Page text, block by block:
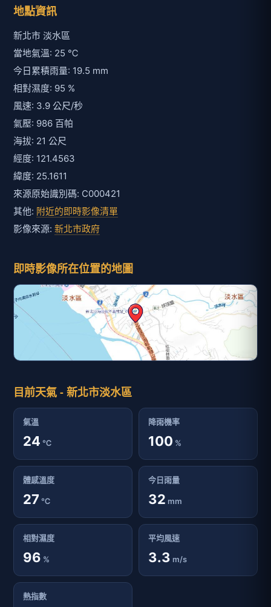
地點資訊
新北市 淡水區
當地氣溫: 25 ℃
今日累積雨量: 19.5 mm
相對濕度: 95 %
風速: 3.9 公尺/秒
氣壓: 986 百帕
海拔: 21 公尺
經度: 121.4563
緯度: 25.1611
來源原始識別碼: C000421
其他: 附近的即時影像清單
影像來源: 新北市政府
即時影像所在位置的地圖
目前天氣 - 新北市淡水區
氣溫
24 ℃
降雨機率
100 %
體感溫度
27 ℃
今日雨量
32 mm
相對濕度
96 %
平均風速
3.3 m/s
熱指數